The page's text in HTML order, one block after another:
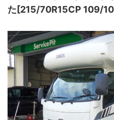
た[215/70R15CP 109/